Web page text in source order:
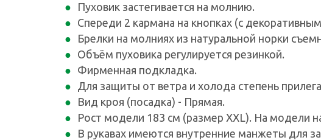
Пуховик застегивается на молнию.
Спереди 2 кармана на кнопках (с
Брелки на молниях из натуральной норки
Объём пуховика регулируется резинкой.
Фирменная подкладка.
Для защиты от ветра и холода степень
Вид кроя (посадка) - Прямая.
Рост модели 183 см (размер XXL). На модели
В рукавах имеются внутренние манжеты для